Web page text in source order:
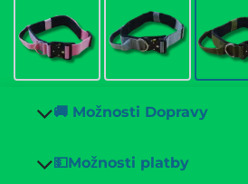
🚚 Možnosti Dopravy
💵Možnosti platby